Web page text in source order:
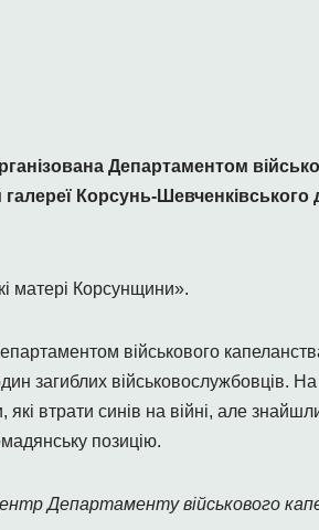
Департаментом
Корсунь-Шевченківського
матері Корсунщини».
військового
загиблих військовослужбовців. На
втрати синів на війні, але
позицію.
Департаменту військового